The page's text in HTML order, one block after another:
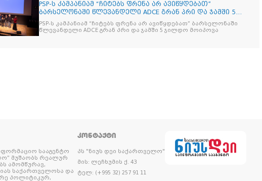
PSP-ს კამპანიამ “ჩიტებს ფრენა არ ავიწყდებათ”
ბარსელონაში წლევანდელი ADCE გრან პრი და ჯამში 5
ჯილდო მ
PSP-ს კამპანიამ “ჩიტებს ფრენა არ ავიწყდებათ” ბარსელონაში
წლევანდელი ADCE გრან პრი და ჯამში 5 ჯილდო მოიპოვა
სააგენტო
მუშაობს რეალურ
ამომწურავ,
საქართველოსა და
პოლიტიკურ,
ᲙᲝᲜᲢᲐᲥᲢᲘ
პს "ნიუს დეი საქართველო"
მის: ლეჩხუმის ქ. 43
ტელ: (+995 32) 257 91 11